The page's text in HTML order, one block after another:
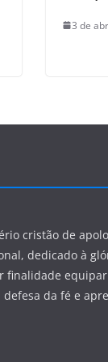
3 de
cristão de
dedicado à
finalidade
da fé e